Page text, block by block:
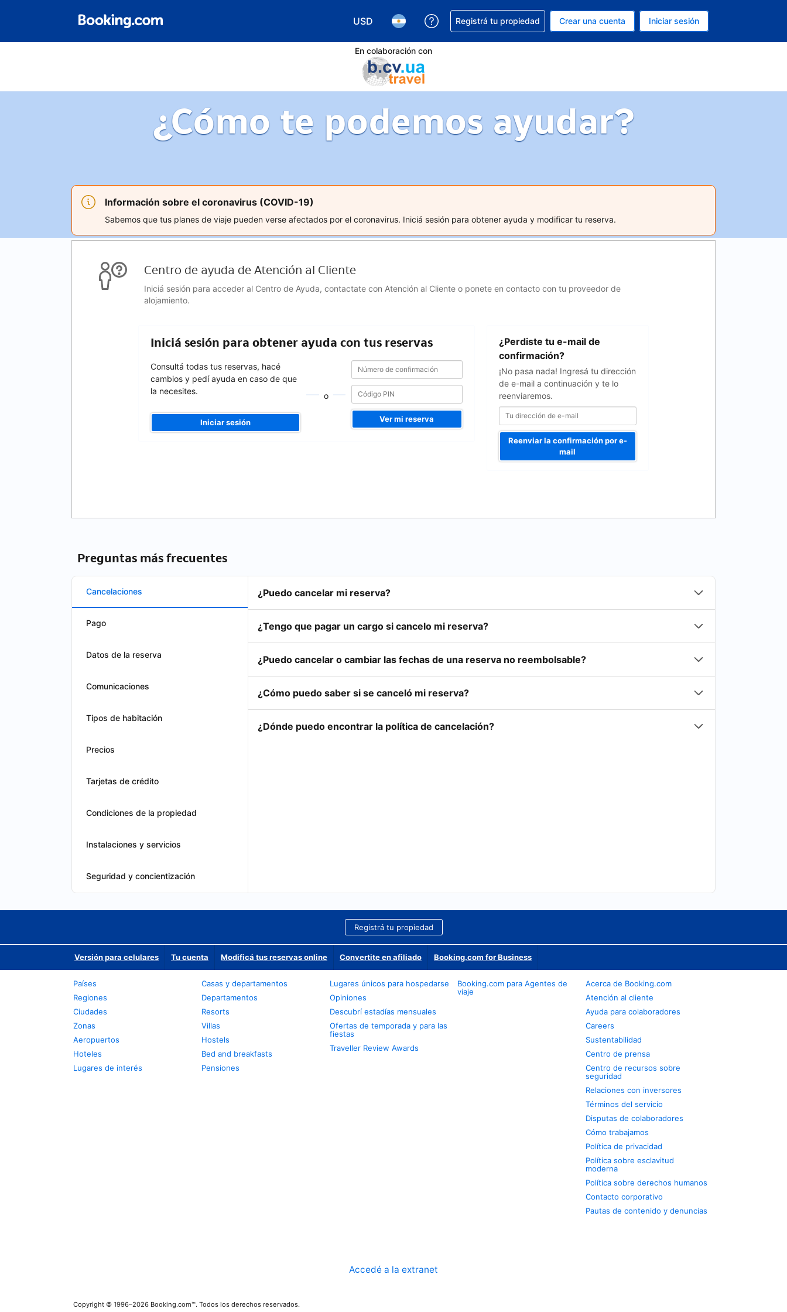
USD
Elegir la moneda. Tu moneda actual es Dólar de EEUU
Elegir el idioma. El idioma que estás usando es Español (Argentina)
Conseguí ayuda con tu reserva
Registrá tu propiedad Crear una cuenta Iniciar sesión
En colaboración con
¿Cómo te podemos ayudar?
Información sobre el coronavirus (COVID-19)
Sabemos que tus planes de viaje pueden verse afectados por el coronavirus. Iniciá sesión para obtener ayuda y modificar tu reserva.
Centro de ayuda de Atención al Cliente
Iniciá sesión para acceder al Centro de Ayuda, contactate con Atención al Cliente o ponete en contacto con tu proveedor de
alojamiento.
Iniciá sesión para obtener ayuda con tus reservas
Consultá todas tus reservas, hacé
cambios y pedí ayuda en caso de que
la necesites.
Iniciar sesión
o
Número
de
confirmación
Número
confirmación
Ver mi reserva
¿Perdiste tu e-mail de
confirmación?
¡No pasa nada! Ingresá tu dirección
de e-mail a continuación y te lo
reenviaremos.
dirección
Reenviar la confirmación por e-
mail
Preguntas más frecuentes
Cancelaciones
Pago
Datos de la reserva
Comunicaciones
Tipos de habitación
Precios
Tarjetas de crédito
Condiciones de la propiedad
Instalaciones y servicios
Seguridad y concientización
¿Puedo cancelar mi reserva?
¿Tengo que pagar un cargo si cancelo mi reserva?
¿Puedo cancelar o cambiar las fechas de una reserva no reembolsable?
¿Cómo puedo saber si se canceló mi reserva?
¿Dónde puedo encontrar la política de cancelación?
Registrá tu propiedad
Versión para celulares Tu cuenta Modificá tus reservas online Convertite en afiliado Booking.com for Business
Países
Regiones
Ciudades
Zonas
Aeropuertos
Hoteles
Lugares de interés
Casas y departamentos
Departamentos
Resorts
Villas
Hostels
Bed and breakfasts
Pensiones
Lugares únicos para hospedarse
Opiniones
Descubrí estadías mensuales
Ofertas de temporada y para las
fiestas
Traveller Review Awards
Booking.com para Agentes de
viaje
Acerca de Booking.com
Atención al cliente
Ayuda para colaboradores
Careers
Sustentabilidad
Centro de prensa
Centro de recursos sobre
seguridad
Relaciones con inversores
Términos del servicio
Disputas de colaboradores
Cómo trabajamos
Política de privacidad
Política sobre esclavitud
moderna
Política sobre derechos humanos
Contacto corporativo
Pautas de contenido y denuncias
Accedé a la extranet
Copyright © 1996–2026 Booking.com™. Todos los derechos reservados.